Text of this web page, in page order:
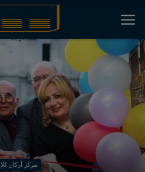
الصحفة الرئيسية
أحدث الأخبار
مقالات
صالة العرض
تسجيل الدخول
سجل
العربية
مركز أركان